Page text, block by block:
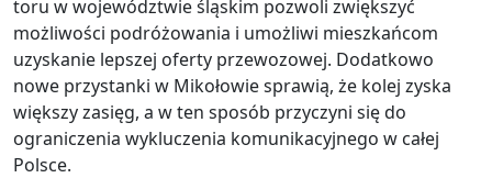
toru w województwie śląskim pozwoli zwiększyć
możliwości podróżowania i umożliwi mieszkańcom
uzyskanie lepszej oferty przewozowej. Dodatkowo
nowe przystanki w Mikołowie sprawią, że kolej zyska
większy zasięg, a w ten sposób przyczyni się do
ograniczenia wykluczenia komunikacyjnego w całej
Polsce.